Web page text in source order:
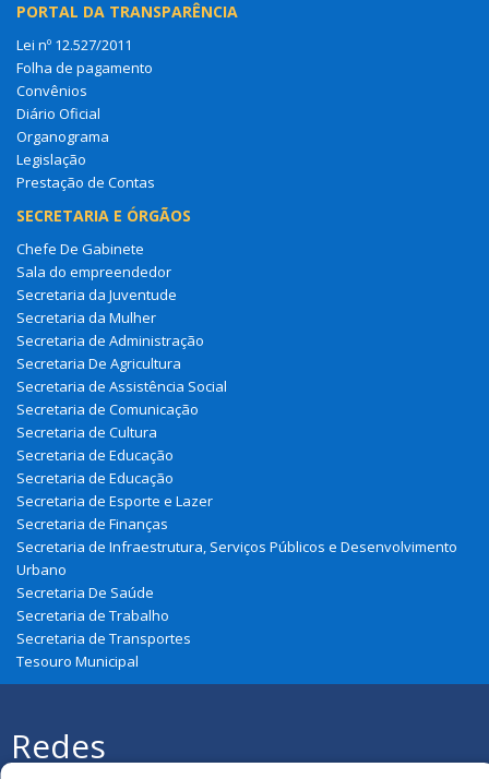
PORTAL DA TRANSPARÊNCIA
Lei nº 12.527/2011
Folha de pagamento
Convênios
Diário Oficial
Organograma
Legislação
Prestação de Contas
SECRETARIA E ÓRGÃOS
Chefe De Gabinete
Sala do empreendedor
Secretaria da Juventude
Secretaria da Mulher
Secretaria de Administração
Secretaria De Agricultura
Secretaria de Assistência Social
Secretaria de Comunicação
Secretaria de Cultura
Secretaria de Educação
Secretaria de Educação
Secretaria de Esporte e Lazer
Secretaria de Finanças
Secretaria de Infraestrutura, Serviços Públicos e Desenvolvimento
Urbano
Secretaria De Saúde
Secretaria de Trabalho
Secretaria de Transportes
Tesouro Municipal
Redes